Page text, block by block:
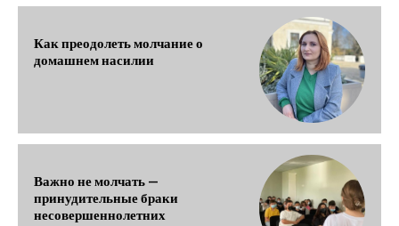
Как преодолеть молчание о
домашнем насилии
Важно не молчать —
принудительные браки
несовершеннолетних